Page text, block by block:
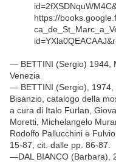
https://
— BETTINI (Sergio) 1944,
Venezia
— BETTINI (Sergio), 1974,
Bisanzio, catalogo della
a cura di Italo Furlan,
Moretti, Michelangelo
Rodolfo Pallucchini e
15-87, cit. dalle pp. 86-87.
—DAL BIANCO (Barbara),